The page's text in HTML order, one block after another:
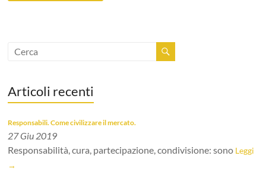
Articoli recenti
Responsabili. Come civilizzare il mercato.
27 Giu 2019
Responsabilità, cura, partecipazione, condivisione: sono Leggi
→